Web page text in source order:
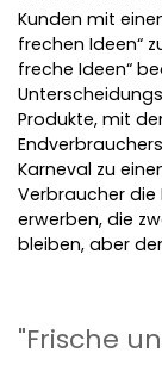
Kunden mit
frechen Ideen“
freche Ideen“
Produkte, mit
Karneval zu
Verbraucher die
erwerben, die
bleiben, aber
"Frische